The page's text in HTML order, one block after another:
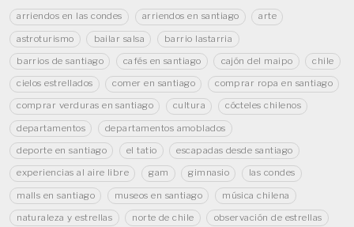
arriendos en las condes arriendos en santiago arte
astroturismo bailar salsa barrio lastarria
barrios de santiago cafés en santiago cajón del maipo chile
cielos estrellados comer en santiago comprar ropa en santiago
comprar verduras en santiago cultura cócteles chilenos
departamentos departamentos amoblados
deporte en santiago el tatio escapadas desde santiago
experiencias al aire libre gam gimnasio las condes
malls en santiago museos en santiago música chilena
naturaleza y estrellas norte de chile observación de estrellas